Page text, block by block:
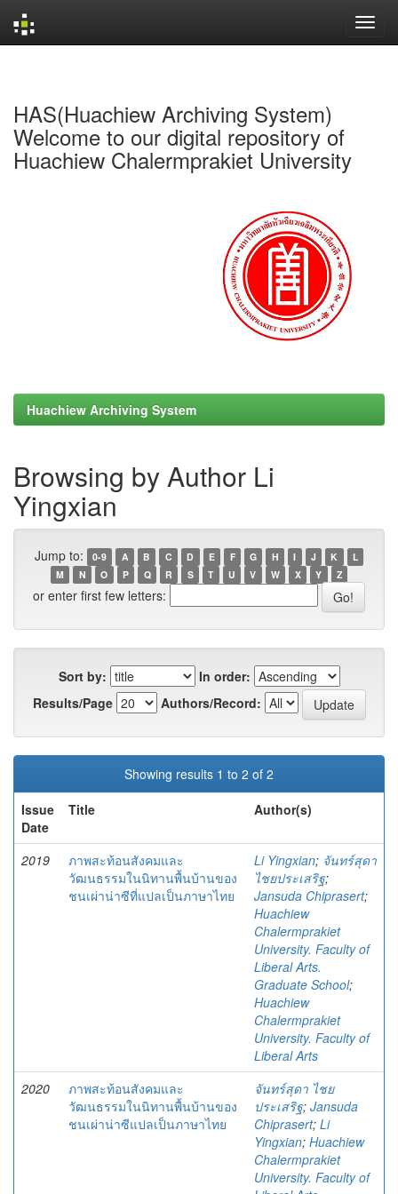
HAS(Huachiew Archiving System)
Welcome to our digital repository of
Huachiew Chalermprakiet University
Huachiew Archiving System
Browsing by Author Li
Yingxian
Jump to: 0-9 A B C D E F G H I J K
L
M
N O P Q R S T U V W X Y Z
or enter first few letters:
Sort by:
In order:
Results/Page
Authors/Record:
Showing results 1 to 2 of 2
Issue
Date
Title Author(s)
2019
ภาพสะท้อนสังคมและ
วัฒนธรรมในนิทานพื้นบ้านของ
ชนเผ่าน่าซีที่แปลเป็นภาษาไทย
Li Yingxian; จันทร์สุดา
ไชยประเสริฐ;
Jansuda Chiprasert;
Huachiew
Chalermprakiet
University. Faculty of
Liberal Arts.
Graduate School;
Huachiew
Chalermprakiet
University. Faculty of
Liberal Arts
2020
ภาพสะท้อนสังคมและ
วัฒนธรรมในนิทานพื้นบ้านของ
ชนเผ่าน่าซีแปลเป็นภาษาไทย
จันทร์สุดา ไชย
ประเสริฐ; Jansuda
Chiprasert; Li
Yingxian; Huachiew
Chalermprakiet
University. Faculty of